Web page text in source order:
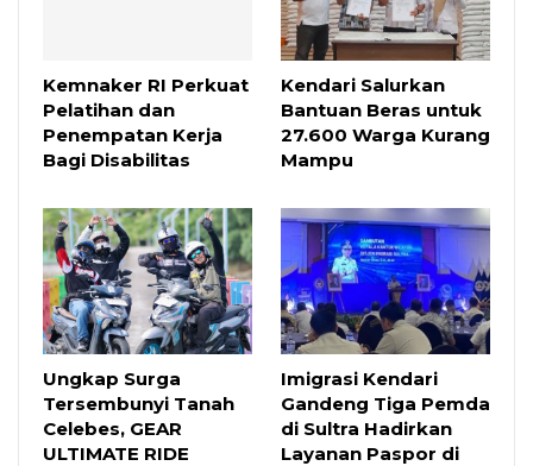
Kemnaker RI Perkuat
Pelatihan dan
Penempatan Kerja
Bagi Disabilitas
Kendari Salurkan
Bantuan Beras untuk
27.600 Warga Kurang
Mampu
Ungkap Surga
Tersembunyi Tanah
Celebes, GEAR
ULTIMATE RIDE
Imigrasi Kendari
Gandeng Tiga Pemda
di Sultra Hadirkan
Layanan Paspor di